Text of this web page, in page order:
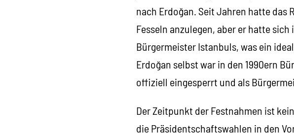
nach Erdoğan. Seit Jahren hatte das
Fesseln anzulegen, aber er hatte
Bürgermeister Istanbuls, was ein
Erdoğan selbst war in den 1990ern
offiziell eingesperrt und als
Der Zeitpunkt der Festnahmen ist
die Präsidentschaftswahlen in den